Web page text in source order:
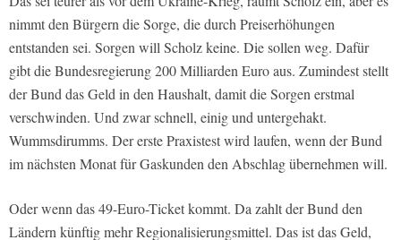
nimmt den Bürgern die Sorge, die durch Preiserhöhungen
entstanden sei. Sorgen will Scholz keine. Die sollen weg. Dafür
gibt die Bundesregierung 200 Milliarden Euro aus. Zumindest stellt
der Bund das Geld in den Haushalt, damit die Sorgen erstmal
verschwinden. Und zwar schnell, einig und untergehakt.
Wummsdirumms. Der erste Praxistest wird laufen, wenn der Bund
im nächsten Monat für Gaskunden den Abschlag übernehmen will.
Oder wenn das 49-Euro-Ticket kommt. Da zahlt der Bund den
Ländern künftig mehr Regionalisierungsmittel. Das ist das Geld,